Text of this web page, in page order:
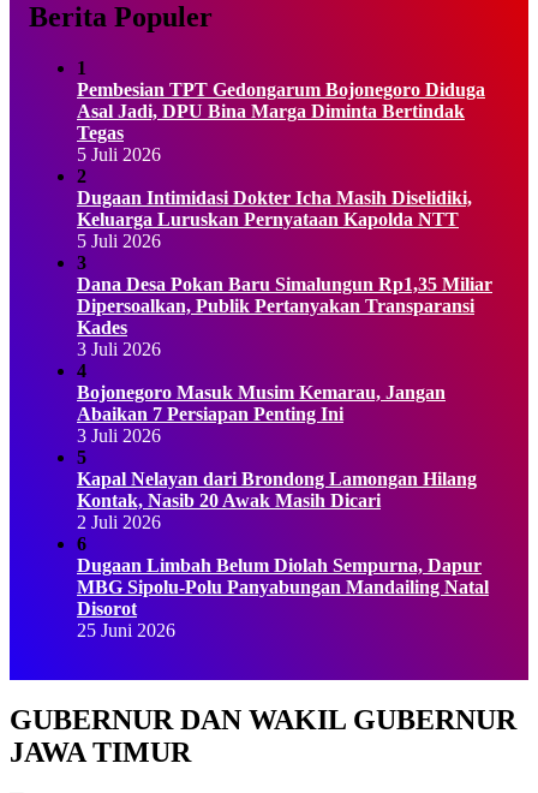
Berita Populer
1
Pembesian TPT Gedongarum Bojonegoro Diduga
Asal Jadi, DPU Bina Marga Diminta Bertindak
Tegas
5 Juli 2026
2
Dugaan Intimidasi Dokter Icha Masih Diselidiki,
Keluarga Luruskan Pernyataan Kapolda NTT
5 Juli 2026
3
Dana Desa Pokan Baru Simalungun Rp1,35 Miliar
Dipersoalkan, Publik Pertanyakan Transparansi
Kades
3 Juli 2026
4
Bojonegoro Masuk Musim Kemarau, Jangan
Abaikan 7 Persiapan Penting Ini
3 Juli 2026
5
Kapal Nelayan dari Brondong Lamongan Hilang
Kontak, Nasib 20 Awak Masih Dicari
2 Juli 2026
6
Dugaan Limbah Belum Diolah Sempurna, Dapur
MBG Sipolu-Polu Panyabungan Mandailing Natal
Disorot
25 Juni 2026
GUBERNUR DAN WAKIL GUBERNUR
JAWA TIMUR